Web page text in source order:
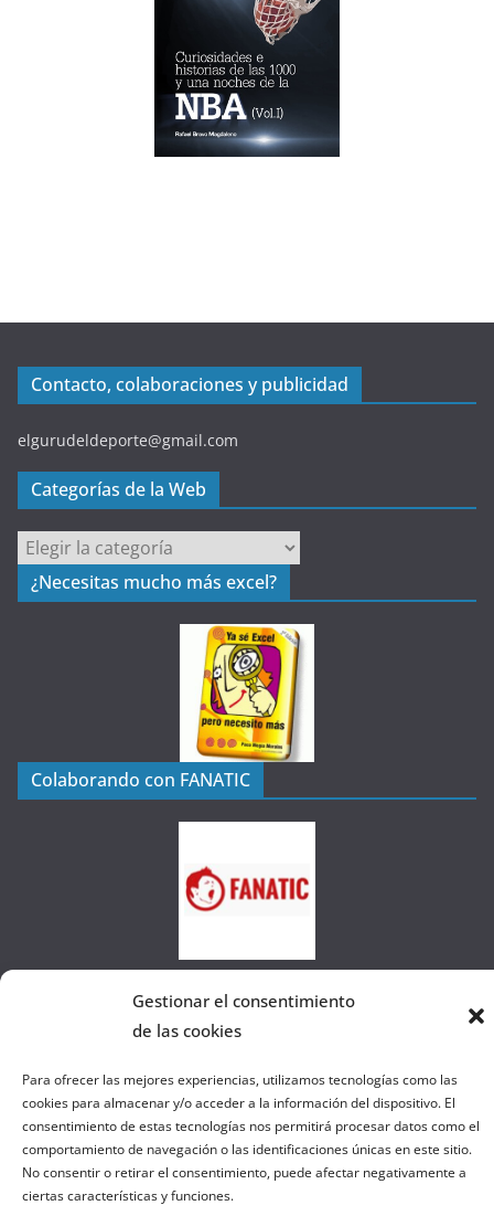
Contacto, colaboraciones y publicidad
elgurudeldeporte@gmail.com
Categorías de la Web
a
t
a
¿Necesitas mucho más excel?
Colaborando con FANATIC
reservados.
Tema:ColorMagpor ThemeGrill. Funciona conWordPress.
Gestionar el consentimiento
de las cookies
Para ofrecer las mejores experiencias, utilizamos tecnologías como las
cookies para almacenar y/o acceder a la información del dispositivo. El
consentimiento de estas tecnologías nos permitirá procesar datos como el
comportamiento de navegación o las identificaciones únicas en este sitio.
No consentir o retirar el consentimiento, puede afectar negativamente a
ciertas características y funciones.Salir de la versión móvil